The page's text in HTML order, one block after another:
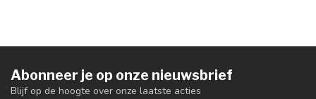
Abonneer je op onze nieuwsbrief
Blijf op de hoogte over onze laatste acties